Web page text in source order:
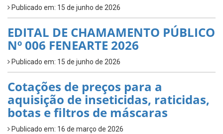
Publicado em: 15 de junho de 2026
EDITAL DE CHAMAMENTO PÚBLICO
Nº 006 FENEARTE 2026
Publicado em: 15 de junho de 2026
Cotações de preços para a
aquisição de inseticidas, raticidas,
botas e filtros de máscaras
Publicado em: 16 de março de 2026